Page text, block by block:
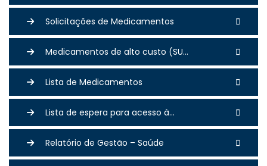
Solicitações de Medicamentos
Medicamentos de alto custo (SU...
Lista de Medicamentos
Lista de espera para acesso à...
Relatório de Gestão – Saúde